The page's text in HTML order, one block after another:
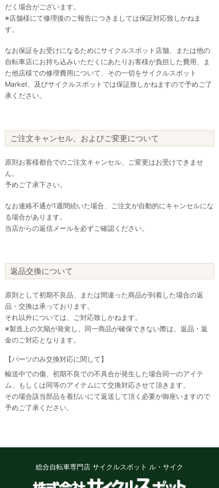
だく場合がございます。
※店舗様にて修理後のご報告につきましては保証対応致しかねま
す。
なお保証をお受けになるためにサイクルスポット店舗、または他の
自転車店にお持ち込みいただくにあたりお客様が負担した費用、ま
た他店様での修理費用について、その一切をサイクルスポット
Market、及びサイクルスポットでは保証致しかねますので予めご了
承ください。
ご注文キャンセル、およびご変更について
原則お客様都合でのご注文キャンセル、ご変更はお受けできませ
ん。
予めご了承下さい。
なお連絡不通が1週間続いた場合、ご注文が自動的にキャンセルにな
る場合があります。
当店からの返信メールを必ずご確認ください。
返品交換について
原則として初期不良品、または間違った商品が到着した場合の返
品・交換は承っております。
それ以外については、ご対応致しかねます。
※製造上の欠陥が発覚し、同一商品が確保できない際は、返品・返
金のご対応となります。
【パーツのみ交換対応に関して】
輸送中での傷、初期不良での不具合が発生した場合同一のアイテ
ム、もしくは同等のアイテムにて交換対応させて頂きます。
その場合該当部品を着払いにて返送して頂く必要が御座いますので
予めご了承ください。
総合自転車専門店 サイクルスポット ル・サイク